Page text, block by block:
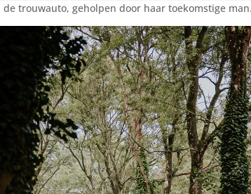
trouwauto, geholpen door haar toekomstige